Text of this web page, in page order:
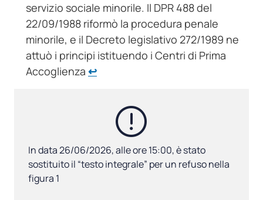
servizio sociale minorile. Il DPR 488 del
22/09/1988 riformò la procedura penale
minorile, e il Decreto legislativo 272/1989 ne
attuò i principi istituendo i Centri di Prima
Accoglienza ↩︎
In data 26/06/2026, alle ore 15:00, è stato
sostituito il “testo integrale” per un refuso nella
figura 1